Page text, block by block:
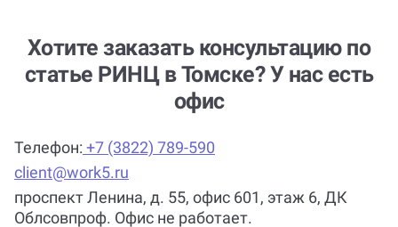
Хотите заказать консультацию по
статье РИНЦ в Томске? У нас есть
офис
Телефон: +7 (3822) 789-590
client@work5.ru
проспект Ленина, д. 55, офис 601, этаж 6, ДК
Облсовпроф. Офис не работает.